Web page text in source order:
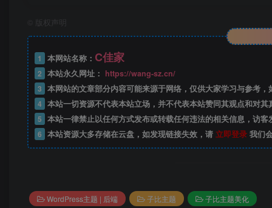
版权声明
1 本网站名称： C佳家
2 本站永久网址： https://wang-sz.cn/
3 本网站的文章部分内容可能来源于网络，仅供大家学习与参考，
4 本站一切资源不代表本站立场，并不代表本站赞同其观点和对其
5 本站一律禁止以任何方式发布或转载任何违法的相关信息，访客
6 本站资源大多存储在云盘，如发现链接失效，请 立即登录 我们
WordPress主题 | 后端 子比主题
子比主题美化